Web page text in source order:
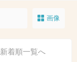
画像
新着順一覧へ